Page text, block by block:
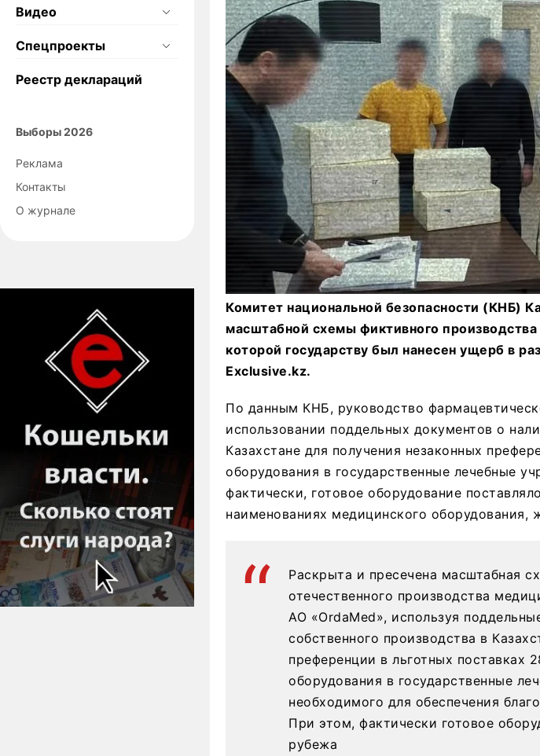
Видео
Спецпроекты
Реестр деклараций
Выборы 2026
Реклама
Контакты
О журнале
Комитет национальной безопасности (КНБ)
масштабной схемы фиктивного
которой государству был нанесен ущерб в
Exclusive.kz.
По данным КНБ, руководство
использовании поддельных документов о
Казахстане для получения незаконных
оборудования в государственные лечебные
фактически, готовое оборудование
наименованиях медицинского оборудования,
Раскрыта и пресечена масштабная
отечественного производства
АО «OrdaMed», используя
собственного производства в
преференции в льготных поставках
оборудования в государственные
необходимого для обеспечения
При этом, фактически готовое
рубежа